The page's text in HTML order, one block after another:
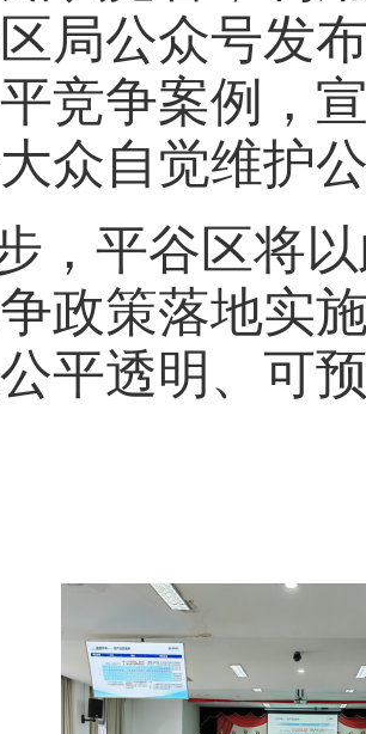
局公众号发
竞争案例，
众自觉维护
，平谷区将
政策落地实
平透明、可